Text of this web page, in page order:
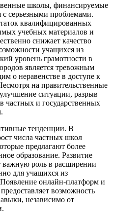
школы, финансируемые
с серьезными проблемами.
квалифицированных
учебных материалов и
снижает качество
учащихся из
уровень грамотности в
является тревожным
о неравенстве в доступе к
на правительственные
ситуации, разрыв
частных и государственных
тенденции. В
числа частных школ
предлагают более
образование. Развитие
важную роль в расширении
для учащихся из
онлайн-платформ и
возможность
независимо от